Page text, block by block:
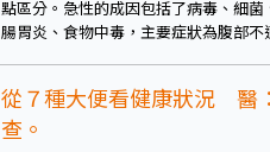
點區分。急性的成因包括了病毒、細
腸胃炎、食物中毒，主要症狀為腹部
期可能改變腸道菌叢生態，便容易腹
從７種大便看健康狀況 醫
查。